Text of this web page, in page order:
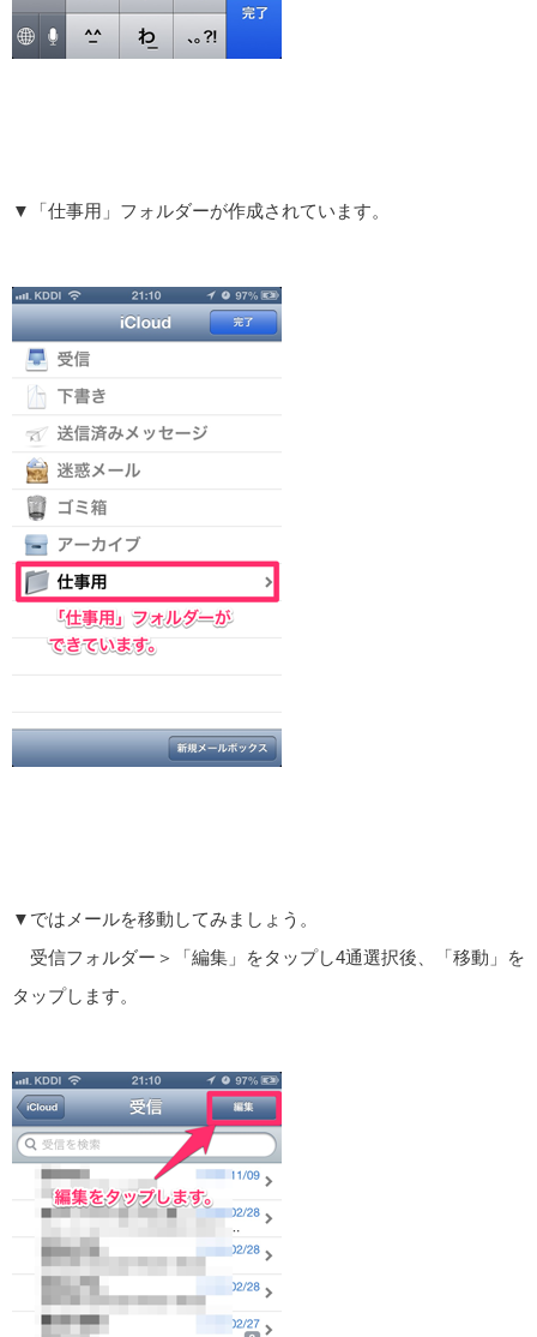
▼「仕事用」フォルダーが作成されています。
▼ではメールを移動してみましょう。
受信フォルダー＞「編集」をタップし4通選択後、「移動」を
タップします。